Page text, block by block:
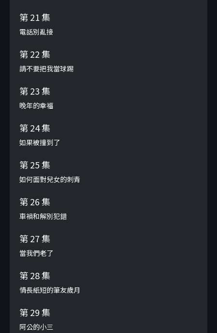
第 21 集
電話別亂接
第 22 集
請不要把我當球踢
第 23 集
晚年的幸福
第 24 集
如果被撞到了
第 25 集
如何面對兒女的刺青
第 26 集
車禍和解別犯錯
第 27 集
當我們老了
第 28 集
情長紙短的筆友歲月
第 29 集
阿公的小三